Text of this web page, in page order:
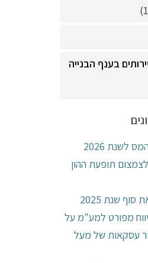
בענף הבנייה
לשנת 2026
תופעת ההון
שנת 2025
מפורט למע"מ על
עסקאות של מעל